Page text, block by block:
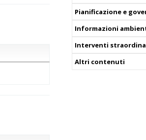
Pianificazione e
Informazioni
Interventi
Altri contenuti